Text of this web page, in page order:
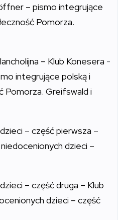
– pismo integrujące
Pomorza.
– Klub Konesera -
integrujące polską i
Pomorza. Greifswald i
– część pierwsza –
dzieci –
– część druga – Klub
dzieci – część